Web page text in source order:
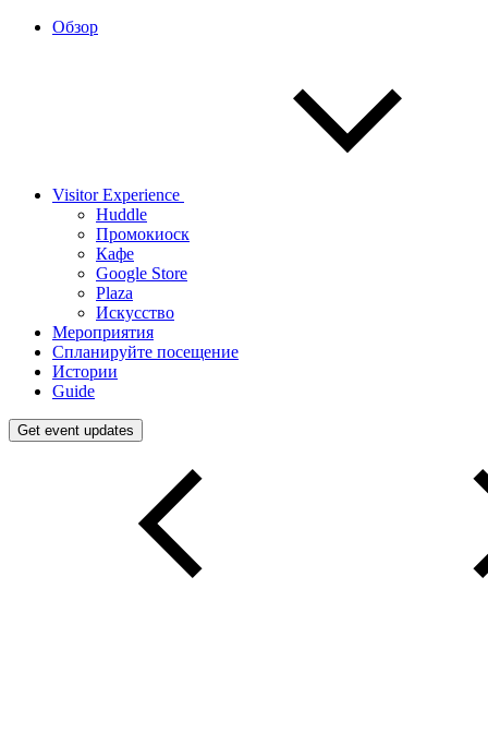
Обзор
Visitor Experience
Huddle
Промокиоск
Кафе
Google Store
Plaza
Искусство
Мероприятия
Спланируйте посещение
Истории
Guide
Get event updates